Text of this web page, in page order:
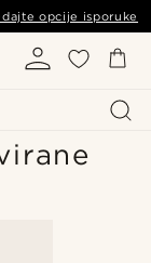
opcije isporuke